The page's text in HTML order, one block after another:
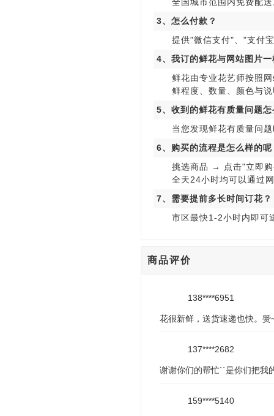
3、怎么付款？
提供"微信支付"、"支付
4、我订的鲜花与网站图片
鲜花由专业花艺师按照
鲜程度、数量、颜色与
5、收到的鲜花有质量问题
当您发现鲜花有质量问
6、购买的流程是怎么样的呢
挑选商品 → 点击"立即
全天24小时均可以通过
7、需要提前多长时间订花？
市区最快1-2小时内即可
商品评价
138****6951
花很新鲜，送货速递也快。赞
137****2682
谢谢你们的帮忙``是你们把我
159****5140